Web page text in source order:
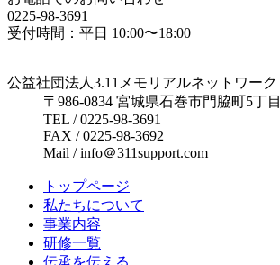
0225-98-3691
受付時間：平日 10:00〜18:00
公益社団法人3.11メモリアルネットワーク
〒986-0834 宮城県石巻市門脇町5丁
TEL / 0225-98-3691
FAX / 0225-98-3692
Mail / info＠311support.com
トップページ
私たちについて
事業内容
研修一覧
伝承を伝える